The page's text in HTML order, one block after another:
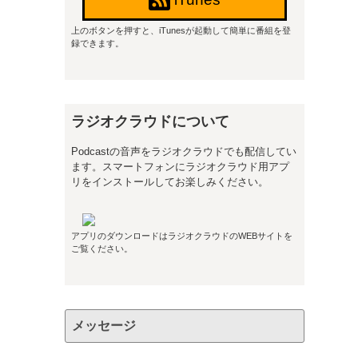
上のボタンを押すと、iTunesが起動して簡単に番組を登
録できます。
ラジオクラウドについて
Podcastの音声をラジオクラウドでも配信してい
ます。スマートフォンにラジオクラウド用アプ
リをインストールしてお楽しみください。
アプリのダウンロードはラジオクラウドのWEBサイトを
ご覧ください。
メッセージ